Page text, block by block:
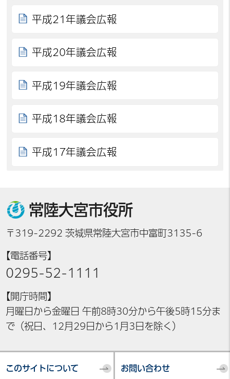
平成21年議会広報
平成20年議会広報
平成19年議会広報
平成18年議会広報
平成17年議会広報
常陸大宮市役所
〒319-2292 茨城県常陸大宮市中富町3135-6
【電話番号】
0295-52-1111
【開庁時間】
月曜日から金曜日 午前8時30分から午後5時15分ま
で（祝日、12月29日から1月3日を除く）
このサイトについて お問い合わせ